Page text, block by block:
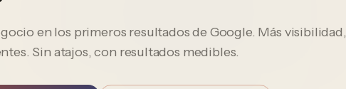
en los primeros resultados de Google. Más visibilidad,
Sin atajos, con resultados medibles.